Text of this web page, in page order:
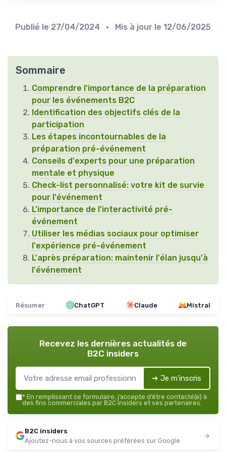
Publié le 27/04/2024 • Mis à jour le 12/06/2025
Sommaire
Comprendre l'importance de la préparation
pour les événements B2C
Identification des objectifs clés de la
participation
Les étapes incontournables de la
préparation pré-événement
Conseils d'experts pour une préparation
mentale et physique
Check-list personnalisé: votre kit de survie
pour l'événement
L'importance de l'interactivité pré-
événement
Utiliser les médias sociaux pour optimiser
l'expérience pré-événement
L'après préparation: maintenir l'élan jusqu'à
l'événement
Résumer ChatGPT Claude Mistral
Recevez les dernières actualités de
B2C insiders
➔ Je m'inscris
* En remplissant ce formulaire, j’accepte d’être contacté(e) à
des fins commerciales par B2C insiders et ses partenaires.
B2C insiders
Ajoutez-nous à vos sources préférées sur Google